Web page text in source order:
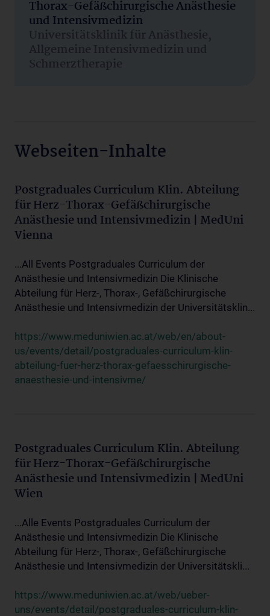
Thorax-Gefäßchirurgische Anästhesie
und Intensivmedizin
Universitätsklinik für Anästhesie,
Allgemeine Intensivmedizin und
Schmerztherapie
Webseiten-Inhalte
Postgraduales Curriculum Klin. Abteilung
für Herz-Thorax-Gefäßchirurgische
Anästhesie und Intensivmedizin | MedUni
Vienna
...All Events Postgraduales Curriculum der
Anästhesie und Intensivmedizin Die Klinische
Abteilung für Herz-, Thorax-, Gefäßchirurgische
Anästhesie und Intensivmedizin der Universitätsklin...
https://www.meduniwien.ac.at/web/en/about-
us/events/detail/postgraduales-curriculum-klin-
abteilung-fuer-herz-thorax-gefaesschirurgische-
anaesthesie-und-intensivme/
Postgraduales Curriculum Klin. Abteilung
für Herz-Thorax-Gefäßchirurgische
Anästhesie und Intensivmedizin | MedUni
Wien
...Alle Events Postgraduales Curriculum der
Anästhesie und Intensivmedizin Die Klinische
Abteilung für Herz-, Thorax-, Gefäßchirurgische
Anästhesie und Intensivmedizin der Universitätskli...
https://www.meduniwien.ac.at/web/ueber-
uns/events/detail/postgraduales-curriculum-klin-